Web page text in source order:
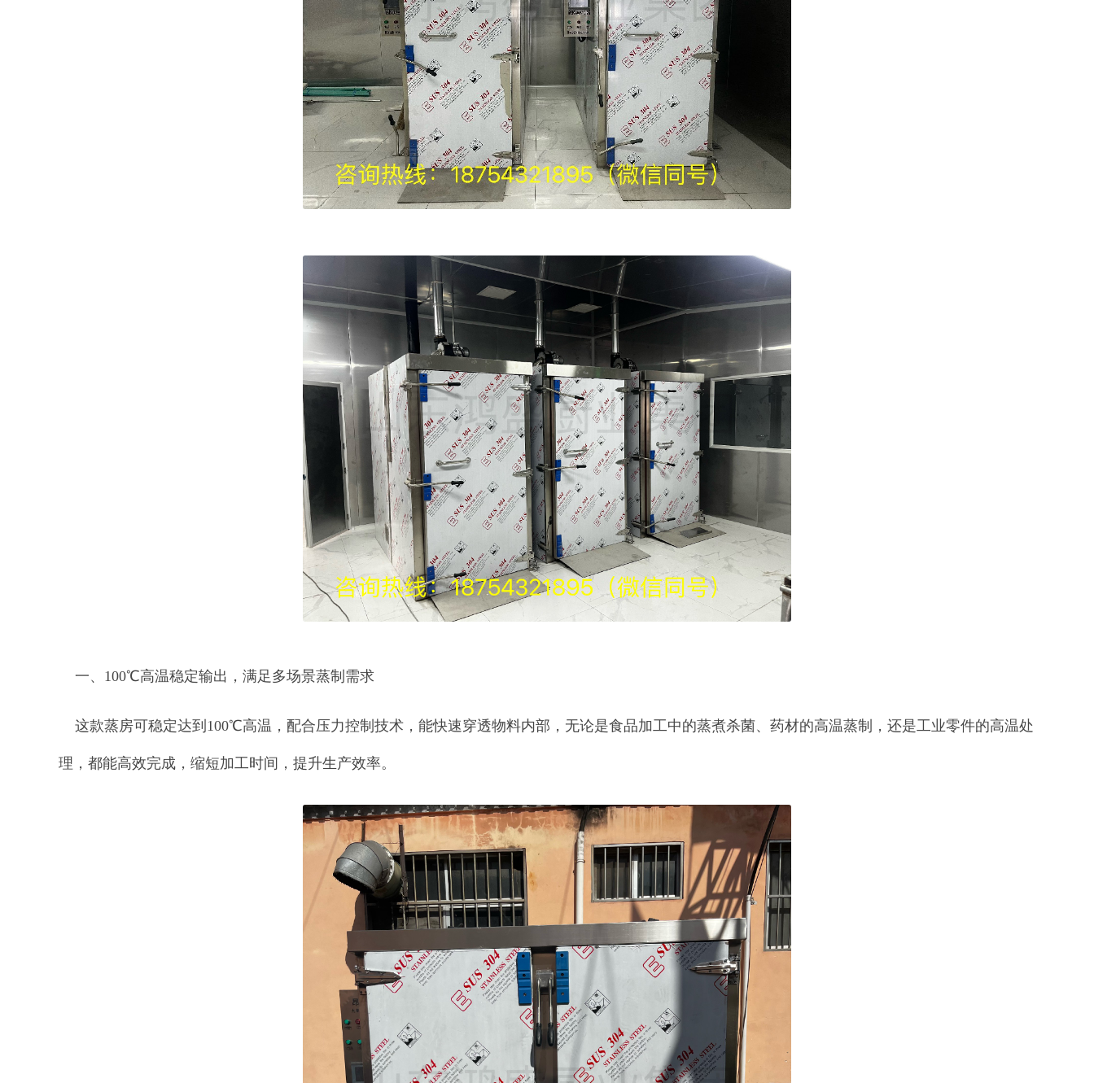
一、100℃高温稳定输出，满足多场景蒸制需求
这款蒸房可稳定达到100℃高温，配合压力控制技术，能快速穿透物料内部，无论是食品加工中的蒸煮杀菌、药材的高温蒸制，还是工业零件的高温处
理，都能高效完成，缩短加工时间，提升生产效率。